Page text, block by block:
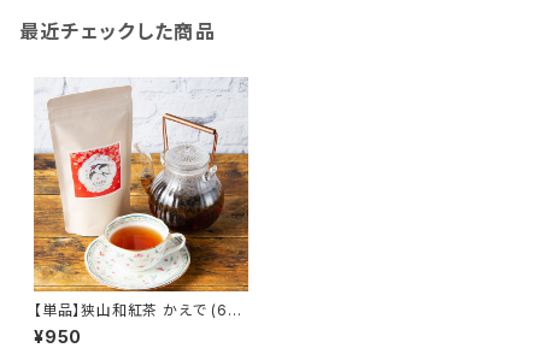
最近チェックした商品
【単品】狭山和紅茶 かえで (60
gクラフトパック)／豊かな香りと
¥950